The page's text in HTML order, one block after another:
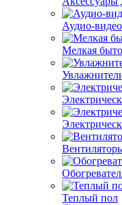
Аудио-
Мелкая
Теплый пол